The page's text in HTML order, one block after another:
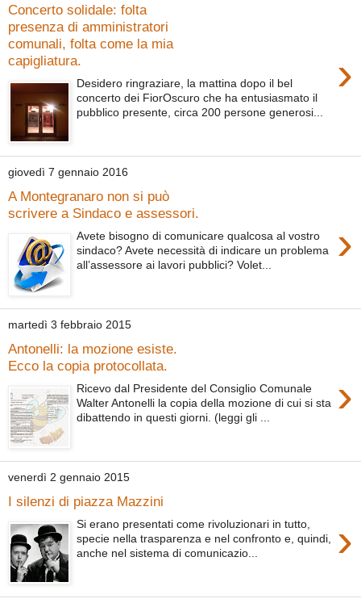
Concerto solidale: folta
presenza di amministratori
comunali, folta come la mia
capigliatura.
›
Desidero ringraziare, la mattina dopo il bel
concerto dei FiorOscuro che ha entusiasmato il
pubblico presente, circa 200 persone generosi...
giovedì 7 gennaio 2016
A Montegranaro non si può
scrivere a Sindaco e assessori.
›
Avete bisogno di comunicare qualcosa al vostro
sindaco? Avete necessità di indicare un problema
all’assessore ai lavori pubblici? Volet...
martedì 3 febbraio 2015
Antonelli: la mozione esiste.
Ecco la copia protocollata.
›
Ricevo dal Presidente del Consiglio Comunale
Walter Antonelli la copia della mozione di cui si sta
dibattendo in questi giorni. (leggi gli ...
venerdì 2 gennaio 2015
I silenzi di piazza Mazzini
›
Si erano presentati come rivoluzionari in tutto,
specie nella trasparenza e nel confronto e, quindi,
anche nel sistema di comunicazio...